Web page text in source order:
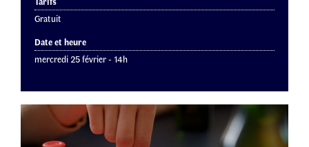
Gratuit
Date et heure
mercredi 25 février - 14h